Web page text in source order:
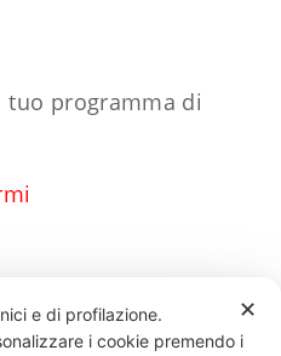
tuo programma di
✕
e di profilazione.
i cookie premendo i